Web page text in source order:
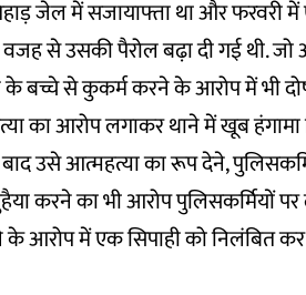
जेल में सजायाफ्ता था और फरवरी
से उसकी पैरोल बढ़ा दी गई थी. जो
बच्चे से कुकर्म करने के आरोप में भी
का आरोप लगाकर थाने में खूब हंगामा
उसे आत्महत्या का रूप देने,
करने का भी आरोप पुलिसकर्मियों
के आरोप में एक सिपाही को निलंबित